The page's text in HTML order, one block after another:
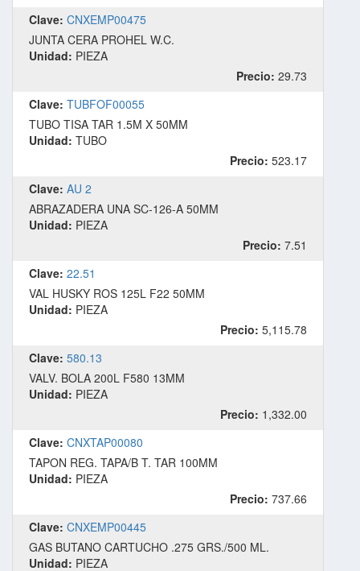
Clave: CNXEMP00475
JUNTA CERA PROHEL W.C.
Unidad: PIEZA
Precio: 29.73
Clave: TUBFOF00055
TUBO TISA TAR 1.5M X 50MM
Unidad: TUBO
Precio: 523.17
Clave: AU 2
ABRAZADERA UNA SC-126-A 50MM
Unidad: PIEZA
Precio: 7.51
Clave: 22.51
VAL HUSKY ROS 125L F22 50MM
Unidad: PIEZA
Precio: 5,115.78
Clave: 580.13
VALV. BOLA 200L F580 13MM
Unidad: PIEZA
Precio: 1,332.00
Clave: CNXTAP00080
TAPON REG. TAPA/B T. TAR 100MM
Unidad: PIEZA
Precio: 737.66
Clave: CNXEMP00445
GAS BUTANO CARTUCHO .275 GRS./500 ML.
Unidad: PIEZA